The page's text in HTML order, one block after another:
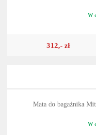
W
312,- zł
Mata do bagażnika
W